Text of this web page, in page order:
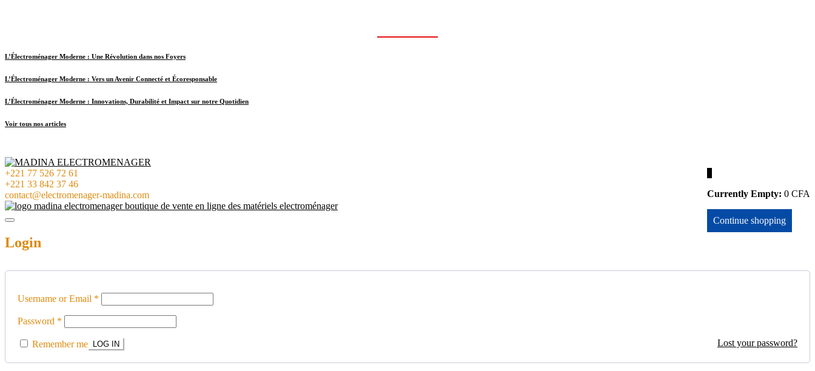
L’Électroménager Moderne : Une Révolution dans nos Foyers
L’Électroménager Moderne : Vers un Avenir Connecté et Écoresponsable
L’Électroménager Moderne : Innovations, Durabilité et Impact sur notre Quotidien
Voir tous nos articles
Currently Empty: 0 CFA
Continue shopping
+221 77 526 72 61
+221 33 842 37 46
contact@electromenager-madina.com
Login
Username or Email *
Password *
Remember me Lost your password?